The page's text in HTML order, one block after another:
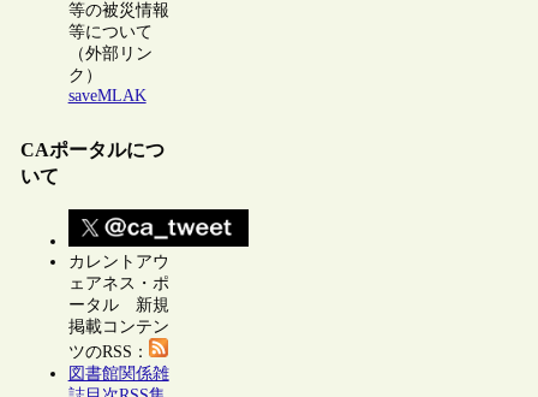
等の被災情報
等について
（外部リン
ク）
saveMLAK
CAポータルにつ
いて
カレントアウ
ェアネス・ポ
ータル 新規
掲載コンテン
ツのRSS：
図書館関係雑